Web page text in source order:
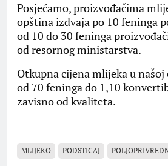
Posjećamo, proizvođačima
opština izdvaja po 10 feninga
od 10 do 30 feninga
od resornog ministarstva.
Otkupna cijena mlijeka u našoj
od 70 feninga do 1,10
zavisno od kvaliteta.
MLIJEKO PODSTICAJ